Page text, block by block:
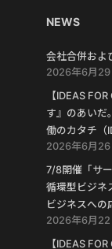
NEWS
会社合併およ
2026年6月29
【IDEAS
す』のあいだ
働のカタチ（
2026年6月26
7/8開催「サ
循環型ビジネ
ビジネスへの
2026年6月22
【IDEAS